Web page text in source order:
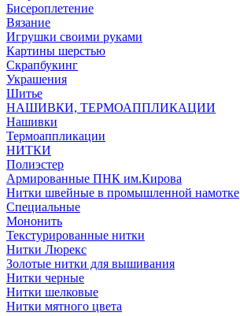
Бисероплетение
Вязание
Игрушки своими руками
Картины шерстью
Скрапбукинг
Украшения
Шитье
НАШИВКИ, ТЕРМОАППЛИКАЦИИ
Нашивки
Термоаппликации
НИТКИ
Полиэстер
Армированные ПНК им.Кирова
Нитки швейные в промышленной намотке
Специальные
Мононить
Текстурированные нитки
Нитки Люрекс
Золотые нитки для вышивания
Нитки черные
Нитки шелковые
Нитки мятного цвета